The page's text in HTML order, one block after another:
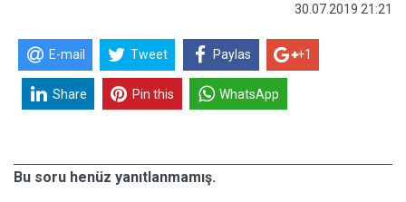
30.07.2019 21:21
E-mail Tweet Paylas +1
Share Pin this WhatsApp
Bu soru henüz yanıtlanmamış.